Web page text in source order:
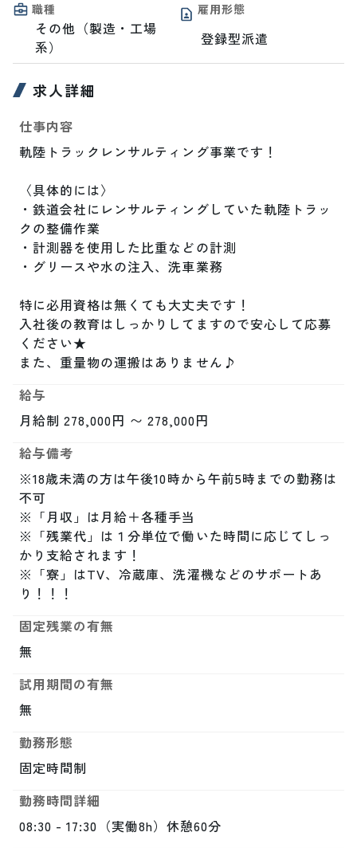
職種
その他（製造・工場
系）
雇用形態
登録型派遣
求人詳細
仕事内容
軌陸トラックレンサルティング事業です！
〈具体的には〉
・鉄道会社にレンサルティングしていた軌陸トラッ
クの整備作業
・計測器を使用した比重などの計測
・グリースや水の注入、洗車業務
特に必用資格は無くても大丈夫です！
入社後の教育はしっかりしてますので安心して応募
ください★
また、重量物の運搬はありません♪
給与
月給制 278,000円 〜 278,000円
給与備考
※18歳未満の方は午後10時から午前5時までの勤務は
不可
※「月収」は月給＋各種手当
※「残業代」は１分単位で働いた時間に応じてしっ
かり支給されます！
※「寮」はTV、冷蔵庫、洗濯機などのサポートあ
り！！！
固定残業の有無
無
試用期間の有無
無
勤務形態
固定時間制
勤務時間詳細
08:30 - 17:30（実働8h）休憩60分